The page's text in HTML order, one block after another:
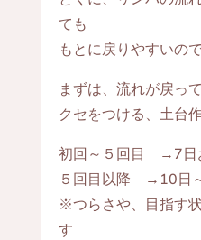
ても
もとに戻りやすいので
まずは、流れが戻っ
クセをつける、土台
初回～５回目 →7日
５回目以降 →10日
※つらさや、目指す
す